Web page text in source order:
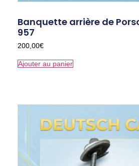
Banquette arrière de
957
200,00€
Ajouter au panier